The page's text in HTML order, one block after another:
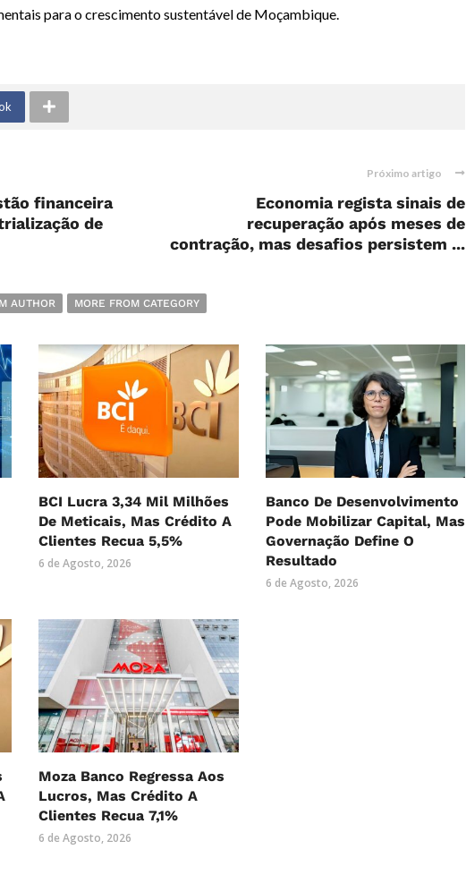
para o crescimento sustentável de Moçambique.
financeira
de
Próximo artigo
Economia regista sinais de
recuperação após meses de
contração, mas desafios persistem ...
AUTHOR MORE FROM CATEGORY
BCI Lucra 3,34 Mil Milhões
De Meticais, Mas Crédito A
Clientes Recua 5,5%
6 de Agosto, 2026
Banco De Desenvolvimento
Pode Mobilizar Capital, Mas
Governação Define O
Resultado
6 de Agosto, 2026
Moza Banco Regressa Aos
Lucros, Mas Crédito A
Clientes Recua 7,1%
6 de Agosto, 2026